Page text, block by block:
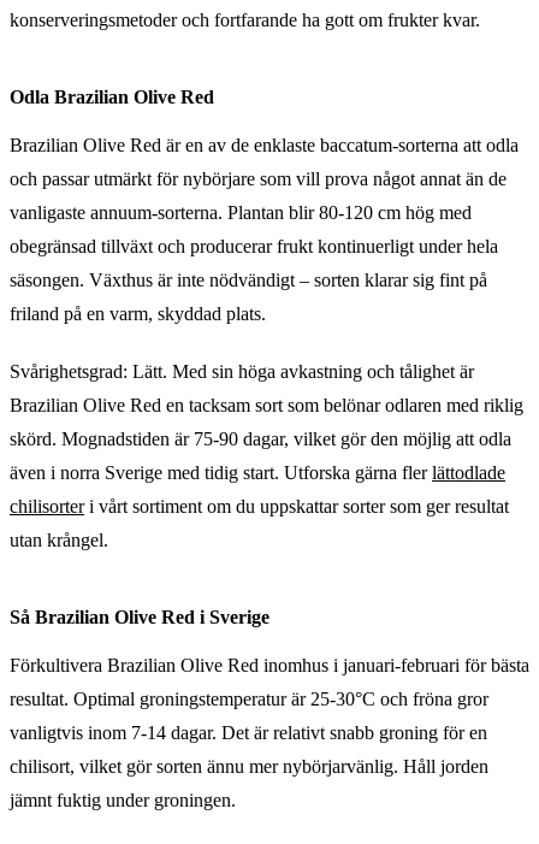
konserveringsmetoder och fortfarande ha gott om frukter kvar.
Odla Brazilian Olive Red
Brazilian Olive Red är en av de enklaste baccatum-sorterna att odla
och passar utmärkt för nybörjare som vill prova något annat än de
vanligaste annuum-sorterna. Plantan blir 80-120 cm hög med
obegränsad tillväxt och producerar frukt kontinuerligt under hela
säsongen. Växthus är inte nödvändigt – sorten klarar sig fint på
friland på en varm, skyddad plats.
Svårighetsgrad: Lätt. Med sin höga avkastning och tålighet är
Brazilian Olive Red en tacksam sort som belönar odlaren med riklig
skörd. Mognadstiden är 75-90 dagar, vilket gör den möjlig att odla
även i norra Sverige med tidig start. Utforska gärna flerlättodlade
chilisorteri vårt sortiment om du uppskattar sorter som ger resultat
utan krångel.
Så Brazilian Olive Red i Sverige
Förkultivera Brazilian Olive Red inomhus i januari-februari för bästa
resultat. Optimal groningstemperatur är 25-30°C och fröna gror
vanligtvis inom 7-14 dagar. Det är relativt snabb groning för en
chilisort, vilket gör sorten ännu mer nybörjarvänlig. Håll jorden
jämnt fuktig under groningen.